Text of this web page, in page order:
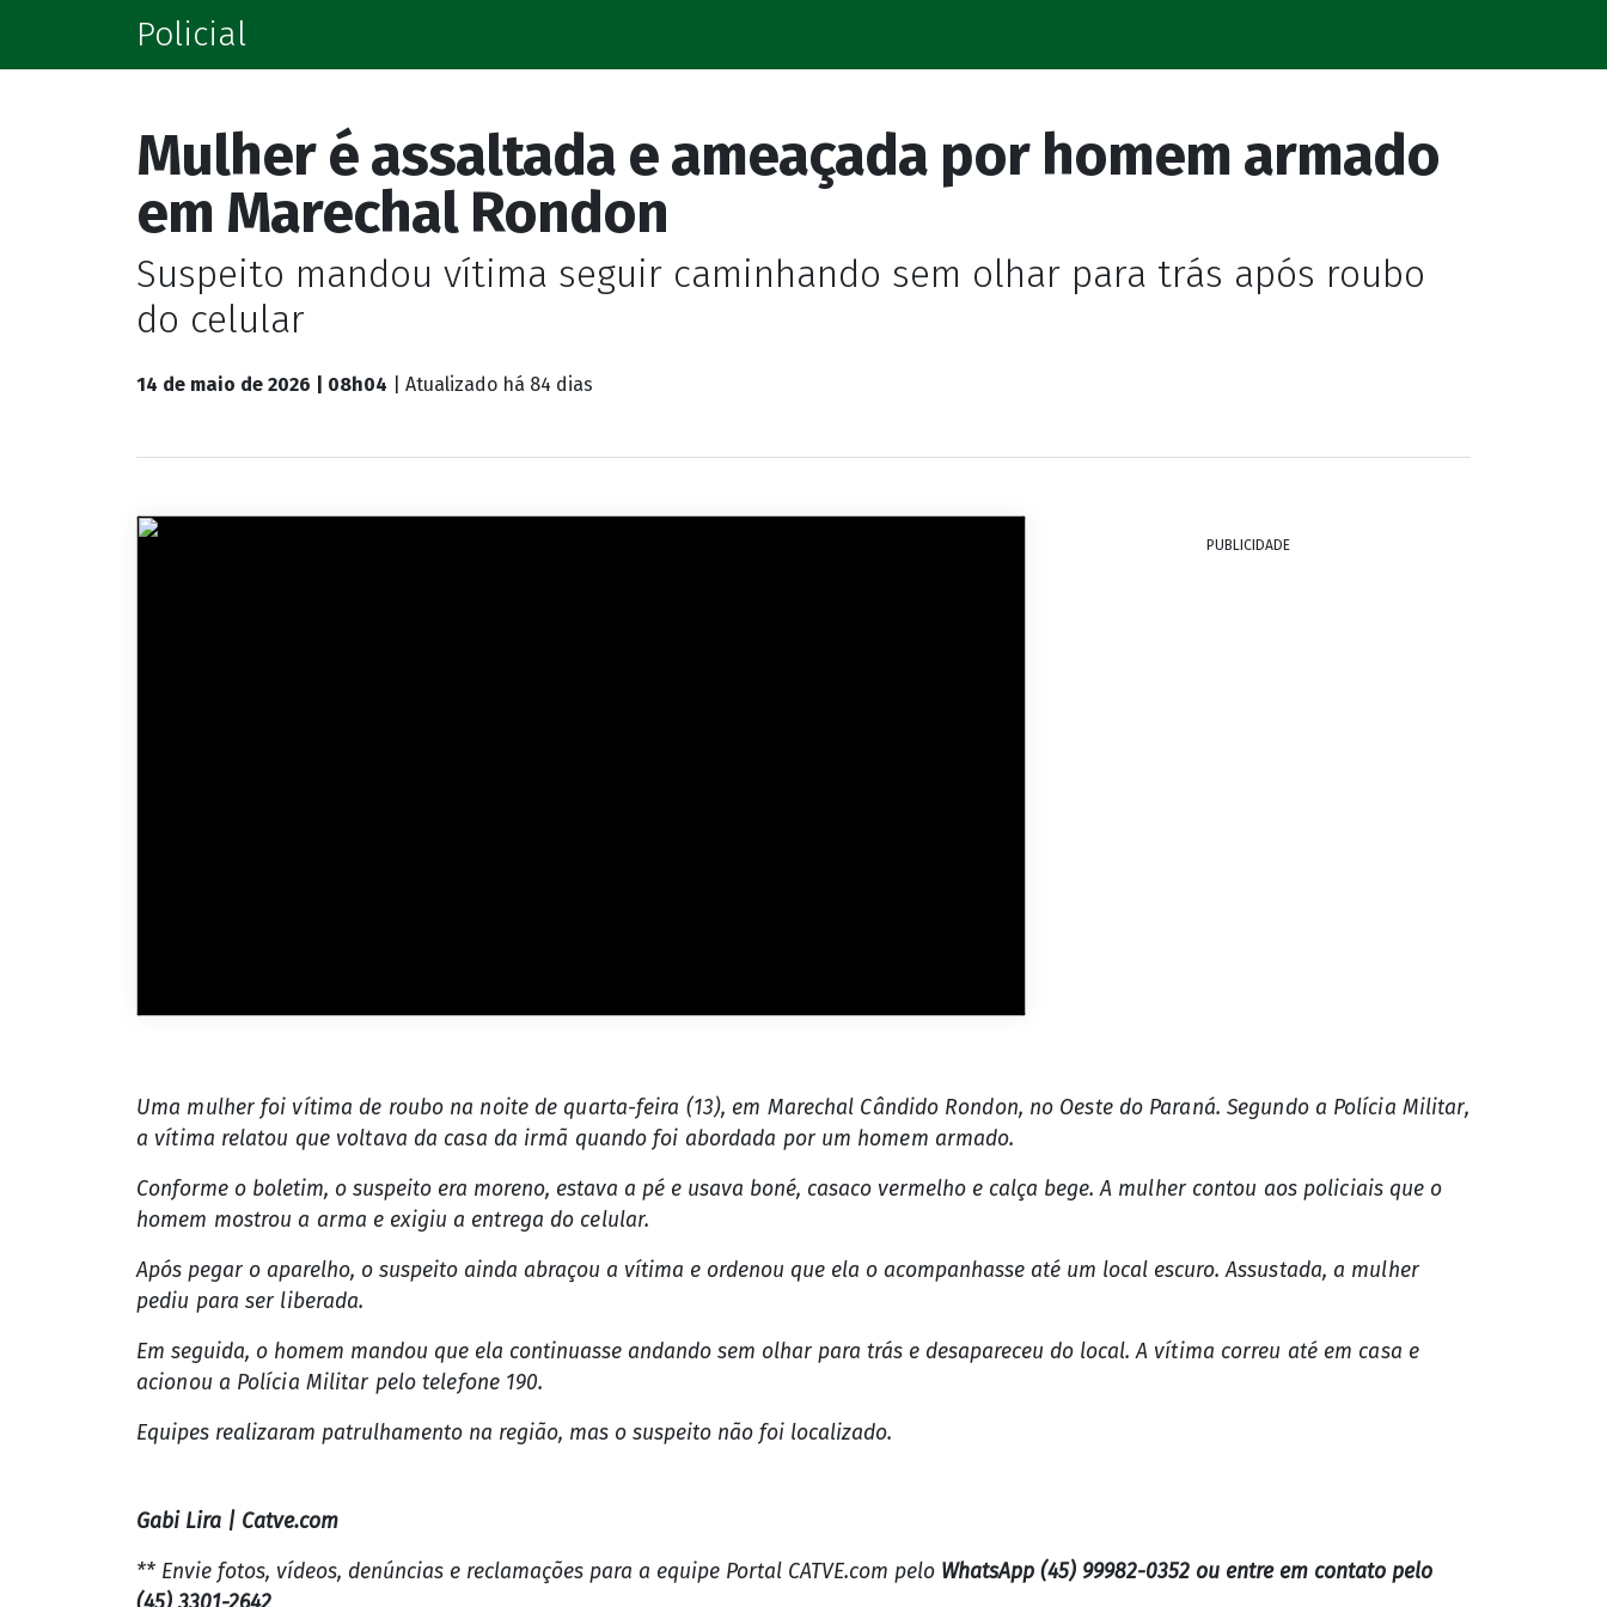
Policial
Mulher é assaltada e ameaçada por homem armado
em Marechal Rondon
Suspeito mandou vítima seguir caminhando sem olhar para trás após roubo
do celular
14 de maio de 2026 | 08h04 | Atualizado há 84 dias
PUBLICIDADE
Uma mulher foi vítima de roubo na noite de quarta-feira (13), em Marechal Cândido Rondon, no Oeste do Paraná. Segundo a Polícia Militar,
a vítima relatou que voltava da casa da irmã quando foi abordada por um homem armado.
Conforme o boletim, o suspeito era moreno, estava a pé e usava boné, casaco vermelho e calça bege.A mulher contou aos policiais que o
homem mostrou a arma e exigiu a entrega do celular.
Após pegar o aparelho, o suspeito ainda abraçou a vítima e ordenou que ela o acompanhasse até um local escuro.Assustada, a mulher
pediu para ser liberada.
Em seguida, o homem mandou que ela continuasse andando sem olhar para trás e desapareceu do local.A vítima correu até em casa e
acionou a Polícia Militar pelo telefone 190.
Equipes realizaram patrulhamento na região, mas o suspeito não foi localizado.
Gabi Lira | Catve.com
** Envie fotos, vídeos, denúncias e reclamações para a equipe Portal CATVE.com pelo WhatsApp (45) 99982-0352 ou entre em contato pelo